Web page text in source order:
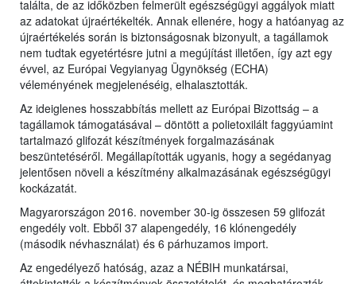
találta, de az időközben felmerült egészségügyi aggályok miatt
az adatokat újraértékelték. Annak ellenére, hogy a hatóanyag az
újraértékelés során is biztonságosnak bizonyult, a tagállamok
nem tudtak egyetértésre jutni a megújítást illetően, így azt egy
évvel, az Európai Vegyianyag Ügynökség (ECHA)
véleményének megjelenéséig, elhalasztották.
Az ideiglenes hosszabbítás mellett az Európai Bizottság – a
tagállamok támogatásával – döntött a polietoxilált faggyúamint
tartalmazó glifozát készítmények forgalmazásának
beszüntetéséről. Megállapították ugyanis, hogy a segédanyag
jelentősen növeli a készítmény alkalmazásának egészségügyi
kockázatát.
Magyarországon 2016. november 30-ig összesen 59 glifozát
engedély volt. Ebből 37 alapengedély, 16 klónengedély
(második névhasználat) és 6 párhuzamos import.
Az engedélyező hatóság, azaz a NÉBIH munkatársai,